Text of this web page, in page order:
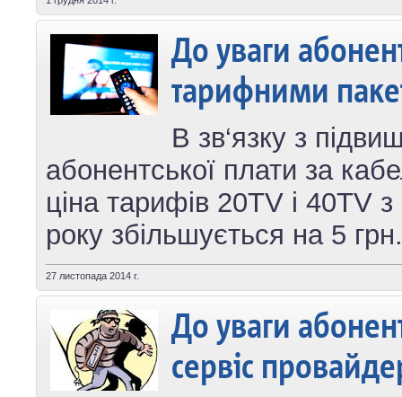
До уваги
тарифними
В зв‘язку з
абонентської плати за
ціна тарифів 20TV і 40TV
року збільшується на 5 грн.
27 листопада 2014 г.
До уваги
сервіс